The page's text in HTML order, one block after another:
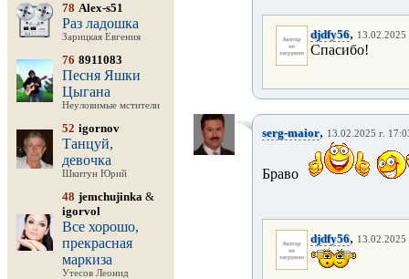
78 Alex-s51
Раз ладошка
Зарицкая Евгения
76 8911083
Песня Яшки
Цыгана
Неуловимые мстители
52 igornov
Танцуй,
девочка
Шкитун Юрий
48 jemchujinka &
igorvol
Все хорошо,
прекрасная
маркиза
Утесов Леонид
djdfy56, 13.02.2025
Спасибо!
serg-maior, 13.02.2025 г.
Браво
djdfy56, 13.02.2025